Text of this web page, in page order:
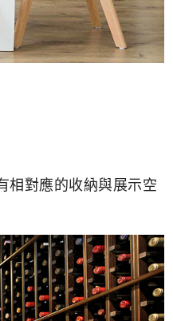
相對應的收納與展示空